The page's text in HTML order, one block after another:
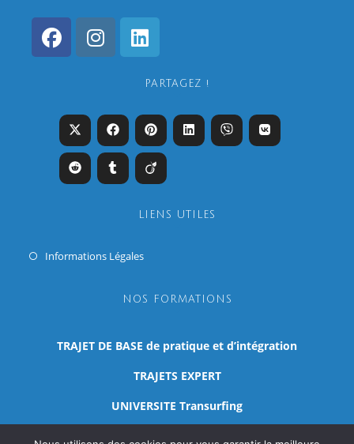
nouvel
onglet
nouvel
onglet
nouvel
onglet
PARTAGEZ !
LIENS UTILES
Informations LégalesS’ouvre
un
NOS FORMATIONS
TRAJET DE BASE de pratique et d’intégration
TRAJETS EXPERT
UNIVERSITE Transurfing